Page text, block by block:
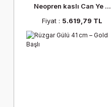
Neopren kaslı Can Ye ...
Fiyat : 5.619,79 TL